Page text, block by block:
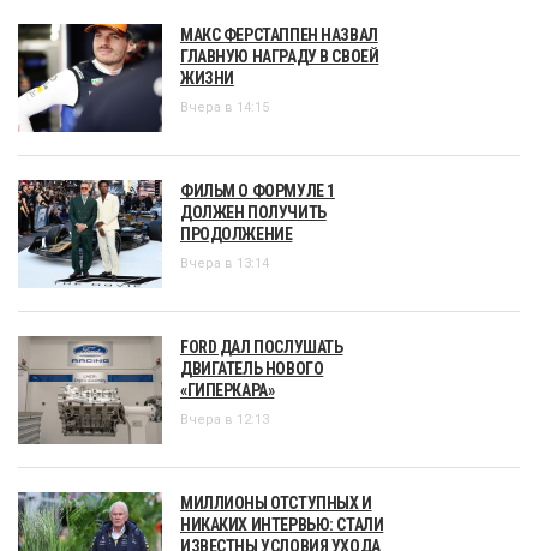
МАКС ФЕРСТАППЕН НАЗВАЛ
ГЛАВНУЮ НАГРАДУ В СВОЕЙ
ЖИЗНИ
Вчера в 14:15
ФИЛЬМ О ФОРМУЛЕ 1
ДОЛЖЕН ПОЛУЧИТЬ
ПРОДОЛЖЕНИЕ
Вчера в 13:14
FORD ДАЛ ПОСЛУШАТЬ
ДВИГАТЕЛЬ НОВОГО
«ГИПЕРКАРА»
Вчера в 12:13
МИЛЛИОНЫ ОТСТУПНЫХ И
НИКАКИХ ИНТЕРВЬЮ: СТАЛИ
ИЗВЕСТНЫ УСЛОВИЯ УХОДА